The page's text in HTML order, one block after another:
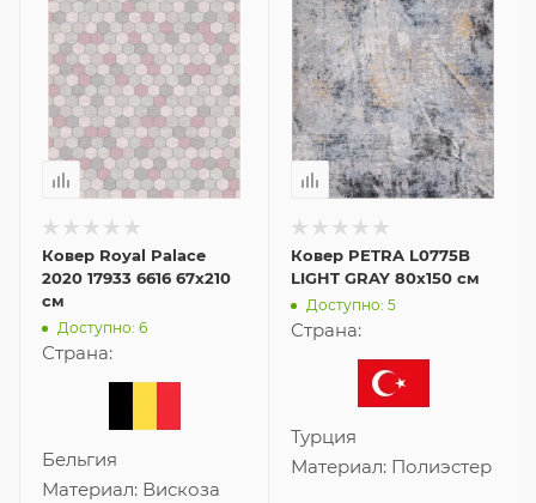
Ковер Royal Palace
2020 17933 6616 67x210
см
Доступно: 6
Страна:
Бельгия
Материал: Вискоза
Ковер PETRA L0775B
LIGHT GRAY 80x150 см
Доступно: 5
Страна:
Турция
Материал: Полиэстер